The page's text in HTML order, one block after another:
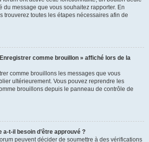
du message que vous souhaitez rapporter. En
trouverez toutes les étapes nécessaires afin de
comme brouillon » affiché lors de la
comme brouillons les messages que vous
ultérieurement. Vous pouvez reprendre les
brouillons depuis le panneau de contrôle de
a-t-il besoin d’être approuvé ?
peuvent décider de soumettre à des vérifications